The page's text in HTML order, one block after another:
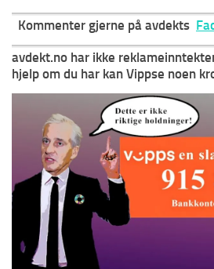
Kommenter gjerne på avdekts
avdekt.no har ikke
hjelp om du har kan Vippse noen